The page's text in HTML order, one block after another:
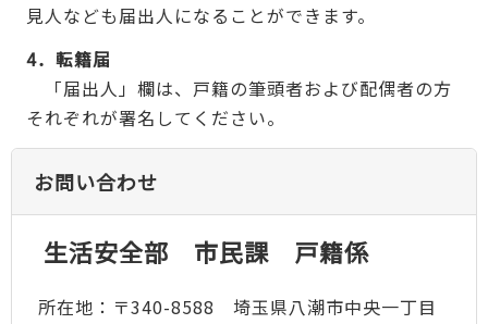
見人なども届出人になることができます。
4．転籍届
「届出人」欄は、戸籍の筆頭者および配偶者の方
それぞれが署名してください。
お問い合わせ
生活安全部 市民課 戸籍係
所在地：〒340-8588 埼玉県八潮市中央一丁目